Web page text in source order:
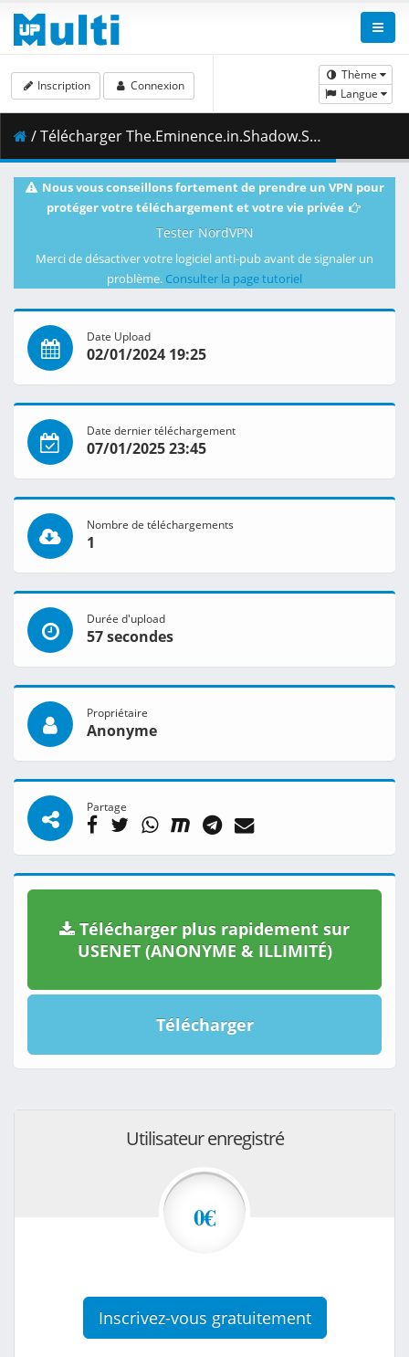
Thème
Langue
Inscription Connexion
/ Télécharger The.Eminence.in.Shadow.S02E07.1080p.NF.WEB-DL.DDP2.0.H.264-VARYG.mkv.001 ( 462.26 MB )
Nous vous conseillons fortement de prendre un VPN pour
protéger votre téléchargement et votre vie privée
Tester NordVPN
Merci de désactiver votre logiciel anti-pub avant de signaler un
problème. Consulter la page tutoriel
Date Upload
02/01/2024 19:25
Date dernier téléchargement
07/01/2025 23:45
Nombre de téléchargements
1
Durée d'upload
57 secondes
Propriétaire
Anonyme
Partage
Télécharger plus rapidement sur
USENET (ANONYME & ILLIMITÉ)
Télécharger
Utilisateur enregistré
0€
Inscrivez-vous gratuitement